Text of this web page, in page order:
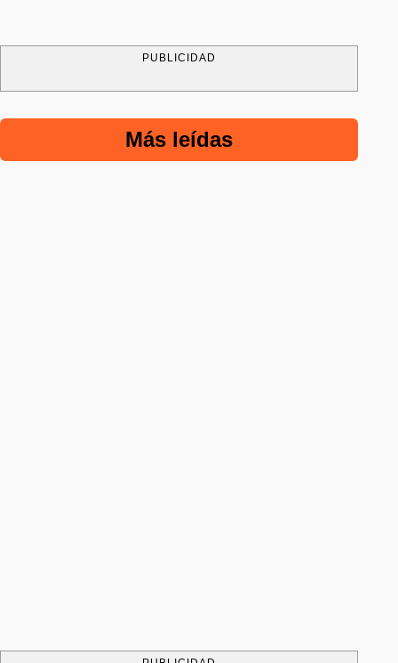
PUBLICIDAD
Más leídas